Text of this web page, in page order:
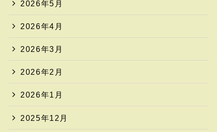
2026年5月
2026年4月
2026年3月
2026年2月
2026年1月
2025年12月